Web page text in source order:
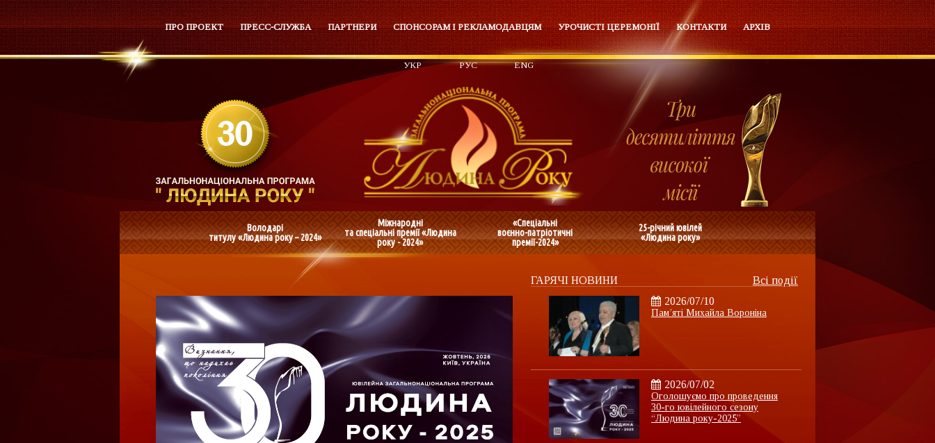
ПРО ПРОЕКТ ПРЕСС-СЛУЖБА ПАРТНЕРИ СПОНСОРАМ І РЕКЛАМОДАВЦЯМ УРОЧИСТІ ЦЕРЕМОНІЇ КОНТАКТИ АРХІВ
УКР РУС ENG
Володарі
титулу «Людина року – 2024»
Міжнародні
та спеціальні премії «Людина
року - 2024»
«Спеціальні
воєнно-патріотичні
премії-2024»
25-річний ювілей
«Людина року»
ГАРЯЧІ НОВИНИ
Всі події
2026/07/10
Пам’яті Михайла Вороніна
2026/07/02
Оголошуємо про проведення
30-го ювілейного сезону
“Людина року-2025”